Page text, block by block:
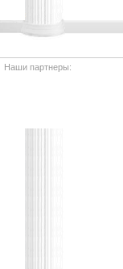
Наши партнеры: